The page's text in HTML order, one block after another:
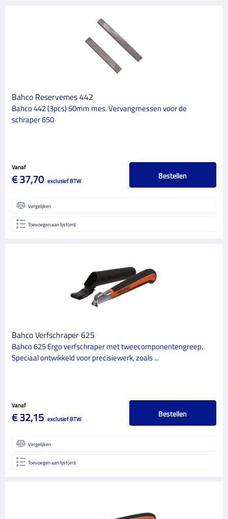
Bahco Reservemes 442
Bahco 442 (3pcs) 50mm mes. Vervangmessen voor de
schraper 650
Vanaf
€ 37,70 exclusief BTW Bestellen
Vergelijken
Toevoegen aan lijst(en)
Bahco Verfschraper 625
Bahco 625 Ergo verfschraper met tweecomponentengreep.
Speciaal ontwikkeld voor precisiewerk, zoals ...
Vanaf
€ 32,15 exclusief BTW Bestellen
Vergelijken
Toevoegen aan lijst(en)